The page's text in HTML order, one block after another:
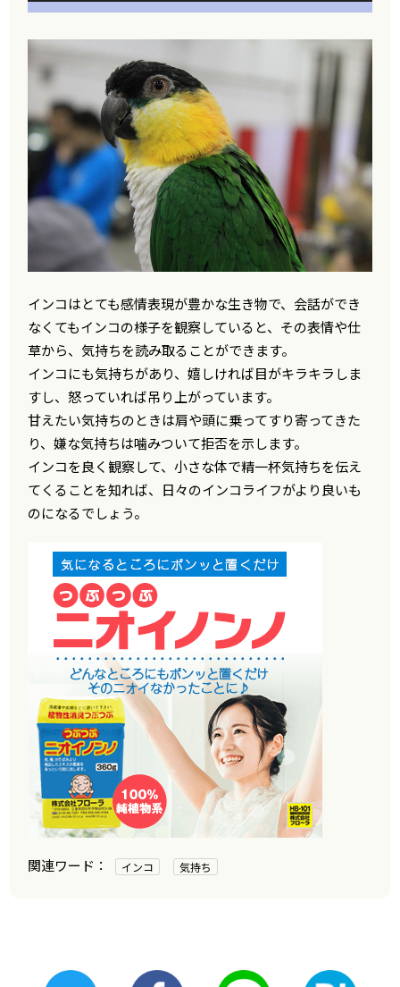
インコはとても感情表現が豊かな生き物で、会話ができ
なくてもインコの様子を観察していると、その表情や仕
草から、気持ちを読み取ることができます。
インコにも気持ちがあり、嬉しければ目がキラキラしま
すし、怒っていれば吊り上がっています。
甘えたい気持ちのときは肩や頭に乗ってすり寄ってきた
り、嫌な気持ちは噛みついて拒否を示します。
インコを良く観察して、小さな体で精一杯気持ちを伝え
てくることを知れば、日々のインコライフがより良いも
のになるでしょう。
インコ 気持ち